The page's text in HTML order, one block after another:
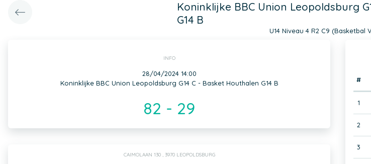
Koninklijke BBC Union Leopoldsburg
G14 B
U14 Niveau 4 R2 C9 (Basketbal
INFO
28/04/2024 14:00
Koninklijke BBC Union Leopoldsburg G14 C - Basket Houthalen G14 B
82 - 29
CAIMOLAAN 130 , 3970 LEOPOLDSBURG
#
1
2
3